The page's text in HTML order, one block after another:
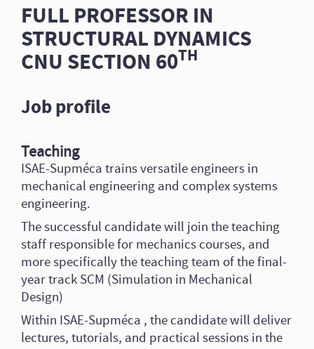
FULL PROFESSOR IN
STRUCTURAL DYNAMICS
CNU SECTION 60TH
Job profile
Teaching
ISAE-Supméca trains versatile engineers in
mechanical engineering and complex systems
engineering.
The successful candidate will join the teaching
staff responsible for mechanics courses, and
more specifically the teaching team of the final-
year track SCM (Simulation in Mechanical
Design)
Within ISAE-Supméca , the candidate will deliver
lectures, tutorials, and practical sessions in the